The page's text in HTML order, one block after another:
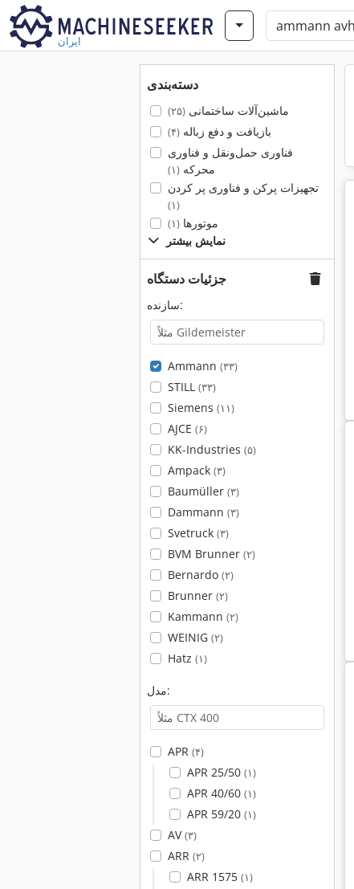
ایران
دسته‌بندی
ماشین‌آلات ساختمانی(۲۵)
بازیافت و دفع زباله(۴)
فناوری حمل‌ونقل و فناوری
محرکه(۱)
تجهیزات پرکن و فناوری پر کردن
(۱)
موتورها(۱)
نمایش بیشتر
جزئیات دستگاه
سازنده:
Ammann (۳۳)
STILL (۳۳)
Siemens (۱۱)
AJCE (۶)
KK-Industries (۵)
Ampack (۳)
Baumüller (۳)
Dammann (۳)
Svetruck (۳)
BVM Brunner (۲)
Bernardo (۲)
Brunner (۲)
Kammann (۲)
WEINIG (۲)
Hatz (۱)
مدل:
APR (۴)
APR 25/50 (۱)
APR 40/60 (۱)
APR 59/20 (۱)
AV(۳)
ARR (۲)
ARR 1575 (۱)